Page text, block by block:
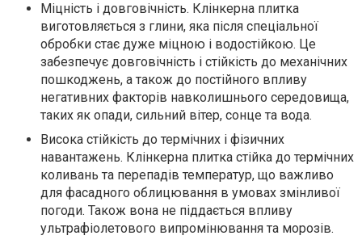
Міцність і довговічність. Клінкерна плитка
виготовляється з глини, яка після спеціальної
обробки стає дуже міцною і водостійкою. Це
забезпечує довговічність і стійкість до механічних
пошкоджень, а також до постійного впливу
негативних факторів навколишнього середовища,
таких як опади, сильний вітер, сонце та вода.
Висока стійкість до термічних і фізичних
навантажень. Клінкерна плитка стійка до термічних
коливань та перепадів температур, що важливо
для фасадного облицювання в умовах змінливої
погоди. Також вона не піддається впливу
ультрафіолетового випромінювання та морозів.